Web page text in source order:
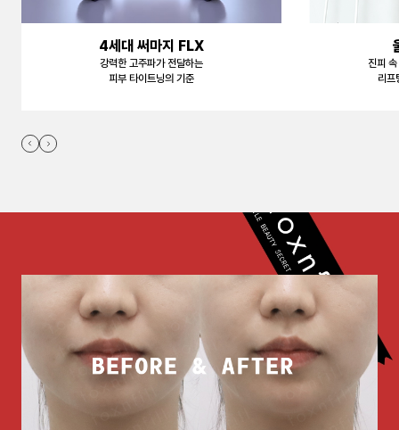
4세대 써마지 FLX
강력한 고주파가 전달하는
피부 타이트닝의 기준
진피
리프